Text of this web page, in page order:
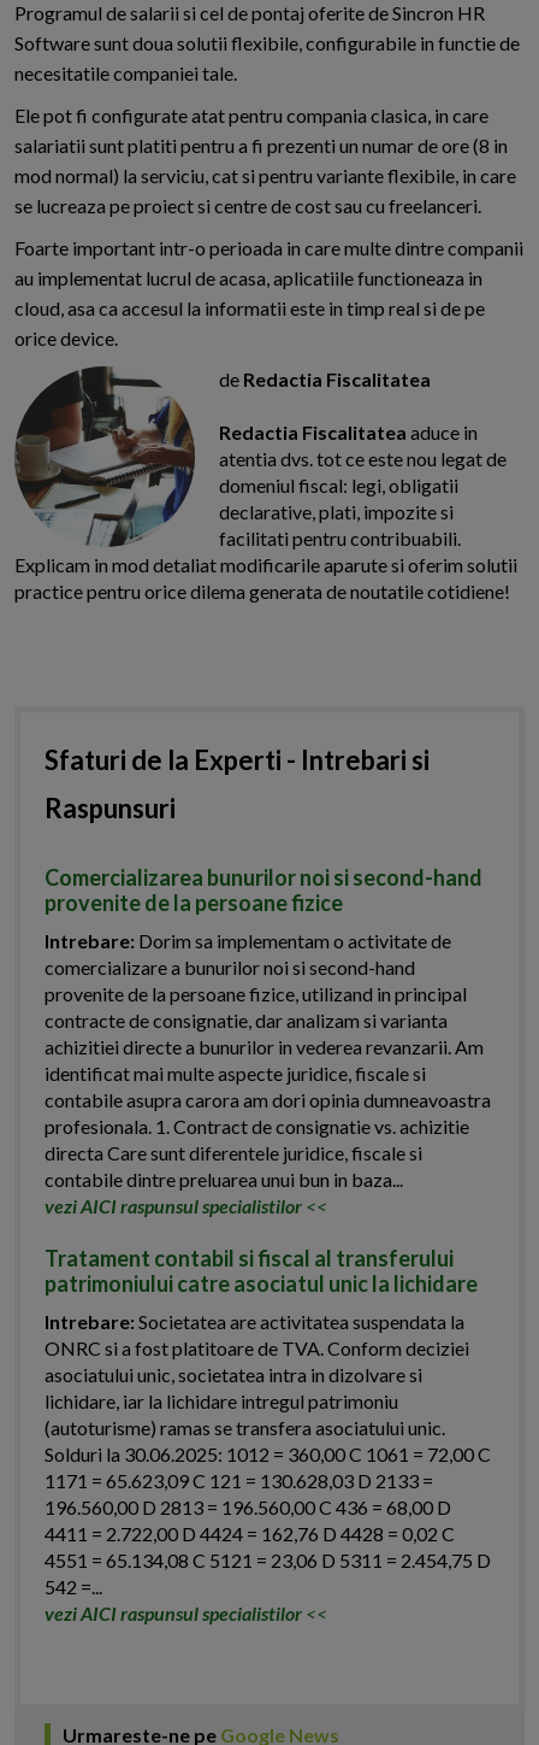
Programul de salarii si cel de pontaj oferite de Sincron HR
Software sunt doua solutii flexibile, configurabile in functie de
necesitatile companiei tale.
Ele pot fi configurate atat pentru compania clasica, in care
salariatii sunt platiti pentru a fi prezenti un numar de ore (8 in
mod normal) la serviciu, cat si pentru variante flexibile, in care
se lucreaza pe proiect si centre de cost sau cu freelanceri.
Foarte important intr-o perioada in care multe dintre companii
au implementat lucrul de acasa, aplicatiile functioneaza in
cloud, asa ca accesul la informatii este in timp real si de pe
orice device.
de Redactia Fiscalitatea
Redactia Fiscalitatea aduce in
atentia dvs. tot ce este nou legat de
domeniul fiscal: legi, obligatii
declarative, plati, impozite si
facilitati pentru contribuabili.
Explicam in mod detaliat modificarile aparute si oferim solutii
practice pentru orice dilema generata de noutatile cotidiene!
Sfaturi de la Experti - Intrebari si
Raspunsuri
Comercializarea bunurilor noi si second-hand
provenite de la persoane fizice
Intrebare: Dorim sa implementam o activitate de
comercializare a bunurilor noi si second-hand
provenite de la persoane fizice, utilizand in principal
contracte de consignatie, dar analizam si varianta
achizitiei directe a bunurilor in vederea revanzarii. Am
identificat mai multe aspecte juridice, fiscale si
contabile asupra carora am dori opinia dumneavoastra
profesionala. 1. Contract de consignatie vs. achizitie
directa Care sunt diferentele juridice, fiscale si
contabile dintre preluarea unui bun in baza...
vezi AICI raspunsul specialistilor <<
Tratament contabil si fiscal al transferului
patrimoniului catre asociatul unic la lichidare
Intrebare:Societatea are activitatea suspendata la
ONRC si a fost platitoare de TVA. Conform deciziei
asociatului unic, societatea intra in dizolvare si
lichidare, iar la lichidare intregul patrimoniu
(autoturisme) ramas se transfera asociatului unic.
Solduri la 30.06.2025: 1012 = 360,00 C 1061 = 72,00 C
1171 = 65.623,09 C 121 = 130.628,03 D 2133 =
196.560,00 D 2813 = 196.560,00 C 436 = 68,00 D
4411 = 2.722,00 D 4424 = 162,76 D 4428 = 0,02 C
4551 = 65.134,08 C 5121 = 23,06 D 5311 = 2.454,75 D
542 =...
vezi AICI raspunsul specialistilor <<
Urmareste-ne pe Google News